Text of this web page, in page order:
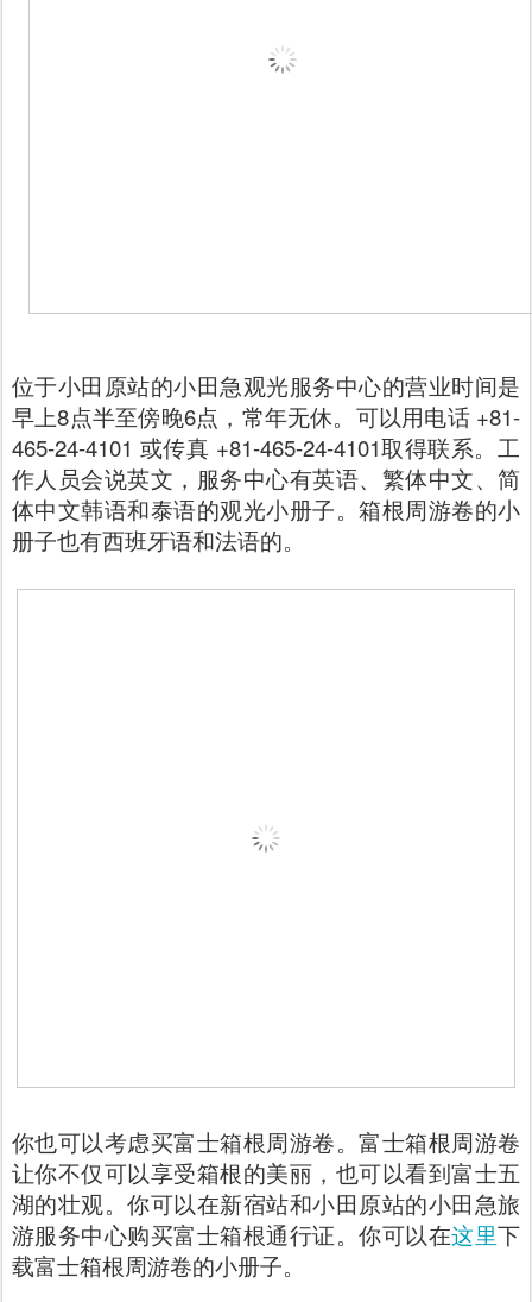
位于小田原站的小田急观光服务中心的营业时间是
早上8点半至傍晚6点，常年无休。可以用电话 +81-
465-24-4101 或传真 +81-465-24-4101取得联系。工
作人员会说英文，服务中心有英语、繁体中文、简
体中文韩语和泰语的观光小册子。箱根周游卷的小
册子也有西班牙语和法语的。
你也可以考虑买富士箱根周游卷。富士箱根周游卷
让你不仅可以享受箱根的美丽，也可以看到富士五
湖的壮观。你可以在新宿站和小田原站的小田急旅
游服务中心购买富士箱根通行证。你可以在这里下
载富士箱根周游卷的小册子。